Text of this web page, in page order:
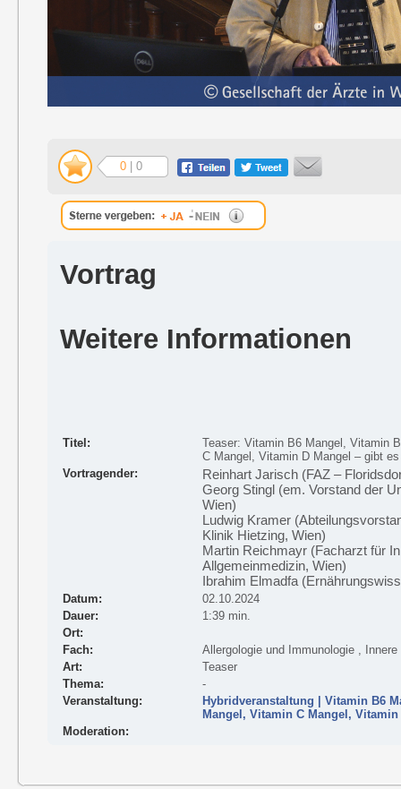
0 | 0
Vortrag
Weitere Informationen
Titel:
Teaser: Vitamin B6 Mangel, Vitamin
C Mangel, Vitamin D Mangel – gibt
Vortragender:
Reinhart Jarisch (FAZ –
Georg Stingl (em. Vorstand der
Wien)
Ludwig Kramer
Klinik Hietzing, Wien)
Martin Reichmayr (Facharzt für
Allgemeinmedizin, Wien)
Ibrahim Elmadfa
Datum:
02.10.2024
Dauer:
1:39 min.
Ort:
Fach:
Allergologie und Immunologie ,
Art:
Teaser
Thema:
-
Veranstaltung:
Hybridveranstaltung | Vitamin B6
Mangel, Vitamin C Mangel,
Moderation: